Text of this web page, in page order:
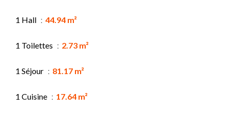
1 Hall 44.94 m²
1 Toilettes 2.73 m²
1 Séjour 81.17 m²
1 Cuisine 17.64 m²